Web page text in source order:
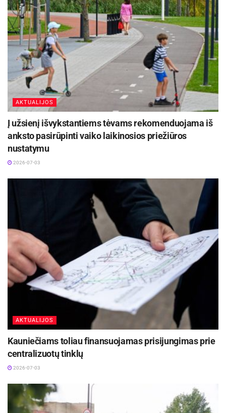
AKTUALIJOS
Į užsienį išvykstantiems tėvams rekomenduojama iš
anksto pasirūpinti vaiko laikinosios priežiūros
nustatymu
2026-07-03
AKTUALIJOS
Kauniečiams toliau finansuojamas prisijungimas prie
centralizuotų tinklų
2026-07-03